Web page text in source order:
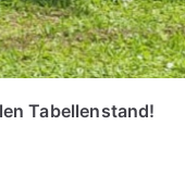
Tabellenstand!